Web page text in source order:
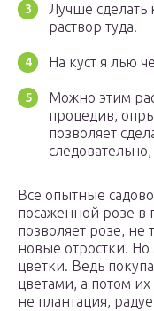
Лучше сделать
раствор туда.
На куст я лью
Можно этим
процедив,
позволяет
Все опытные
посаженной розе в
позволяет розе, не
новые отростки. Но
цветки. Ведь
цветами, а потом
не плантация,